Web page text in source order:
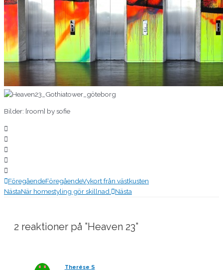
Bilder: [room] by sofie
FöregåendeFöregåendeVykort från västkusten
NästaNär homestyling gör skillnad. Nästa
2 reaktioner på ”Heaven 23”
Therése S